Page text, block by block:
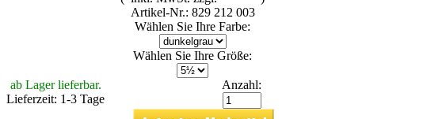
Artikel-Nr.: 829 212 003
Wählen Sie Ihre Farbe:
Wählen Sie Ihre Größe:
ab Lager lieferbar.
Lieferzeit: 1-3 Tage
Anzahl: